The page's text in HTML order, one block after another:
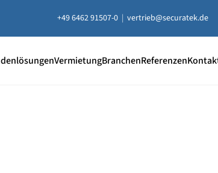
+49 6462 91507-0 | vertrieb@securatek.de
VermietungBranchenReferenzen